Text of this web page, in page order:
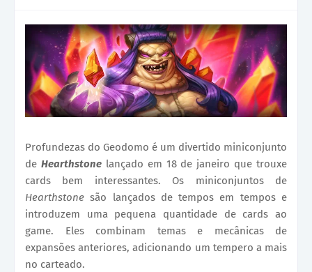
Profundezas do Geodomo é um divertido miniconjunto
de Hearthstonelançado em 18 de janeiro que trouxe
cards bem interessantes. Os miniconjuntos de
Hearthstonesão lançados de tempos em tempos e
introduzem uma pequena quantidade de cards ao
game. Eles combinam temas e mecânicas de
expansões anteriores, adicionando um tempero a mais
no carteado.